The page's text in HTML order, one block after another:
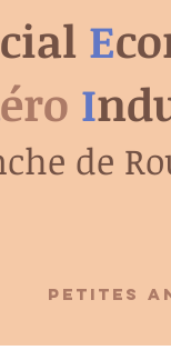
E
éro I
de
PETITES